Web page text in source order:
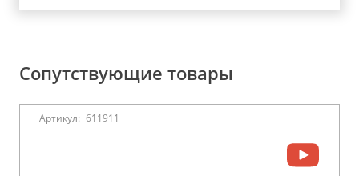
Сопутствующие товары
Артикул: 611911